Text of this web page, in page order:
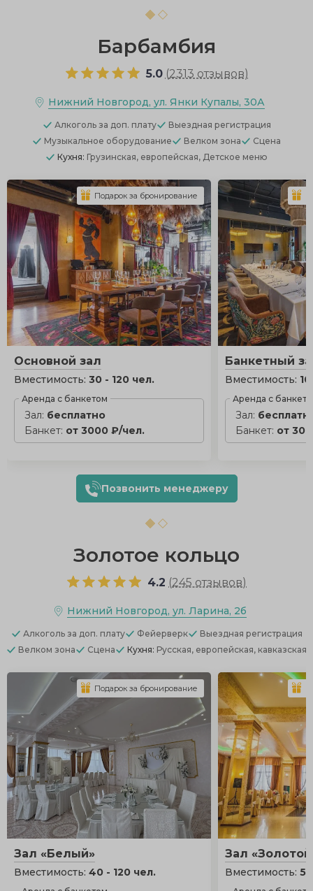
Барбамбия
5.0 (2313 отзывов)
Нижний Новгород, ул. Янки Купалы, 30А
Алкоголь за доп. плату
Выездная регистрация
Музыкальное оборудование
Велком зона
Сцена
Кухня: Грузинская, европейская, Детское меню
Основной зал
Вместимость: 30 - 120 чел.
Аренда с банкетом
Зал: бесплатно
Банкет: от 3000 ₽/чел.
Подарок за бронирование
Банкетный
Вместимость:
Аренда с
Зал:
Банкет: от
Позвонить менеджеру
Золотое кольцо
4.2 (245 отзывов)
Нижний Новгород, ул. Ларина, 2б
Алкоголь за доп. плату Фейерверк
Выездная регистрация
Велком зона
Сцена Кухня: Русская, европейская, кавказская
Зал «Белый»
Вместимость: 40 - 120 чел.
Подарок за бронирование
Зал
Вместимость: